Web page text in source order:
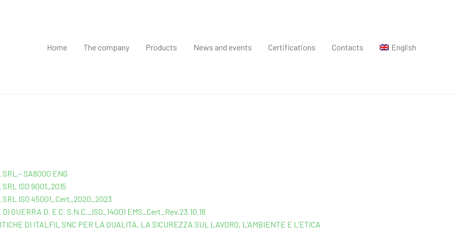
Home The company Products News and events Certifications Contacts English
SA8000 ENG
SRL ISO 9001_2015
SRL ISO 45001_Cert_2020_2023
GUERRA D. E C. S.N.C._ISO_14001 EMS_Cert_Rev.23.10.18
DI ITALFIL SNC PER LA QUALITÀ, LA SICUREZZA SUL LAVORO, L’AMBIENTE E L’ETICA